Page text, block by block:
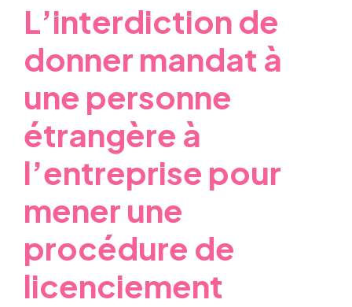
L’interdiction de
donner mandat à
une personne
étrangère à
l’entreprise pour
mener une
procédure de
licenciement